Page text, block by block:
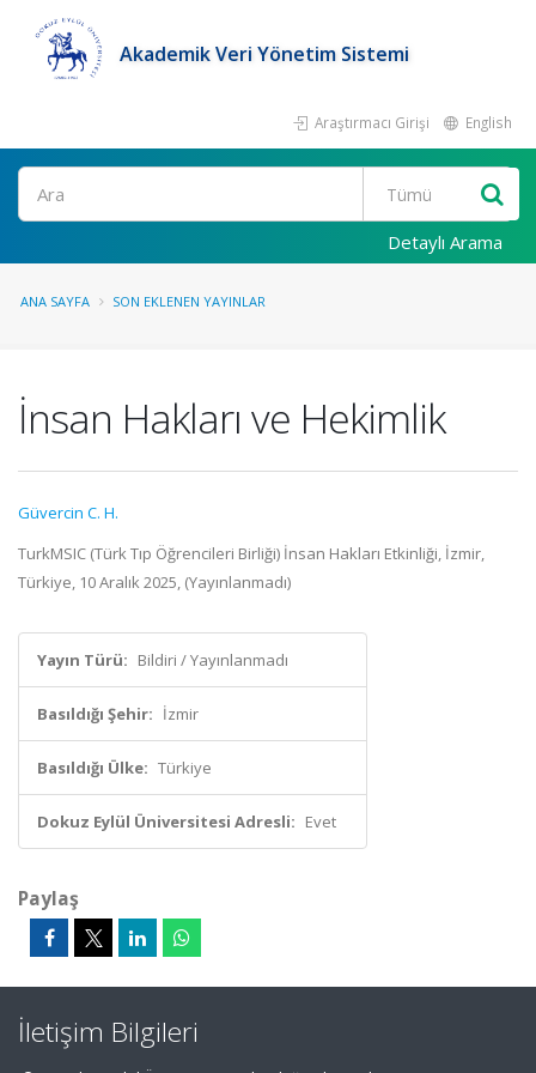
Akademik Veri Yönetim Sistemi
Araştırmacı Girişi English
Ara
Detaylı Arama
ANA SAYFA SON EKLENEN YAYINLAR
İnsan Hakları ve Hekimlik
Güvercin C. H.
TurkMSIC (Türk Tıp Öğrencileri Birliği) İnsan Hakları Etkinliği, İzmir,
Türkiye, 10 Aralık 2025, (Yayınlanmadı)
Yayın Türü: Bildiri / Yayınlanmadı
Basıldığı Şehir: İzmir
Basıldığı Ülke: Türkiye
Dokuz Eylül Üniversitesi Adresli: Evet
Paylaş
İletişim Bilgileri